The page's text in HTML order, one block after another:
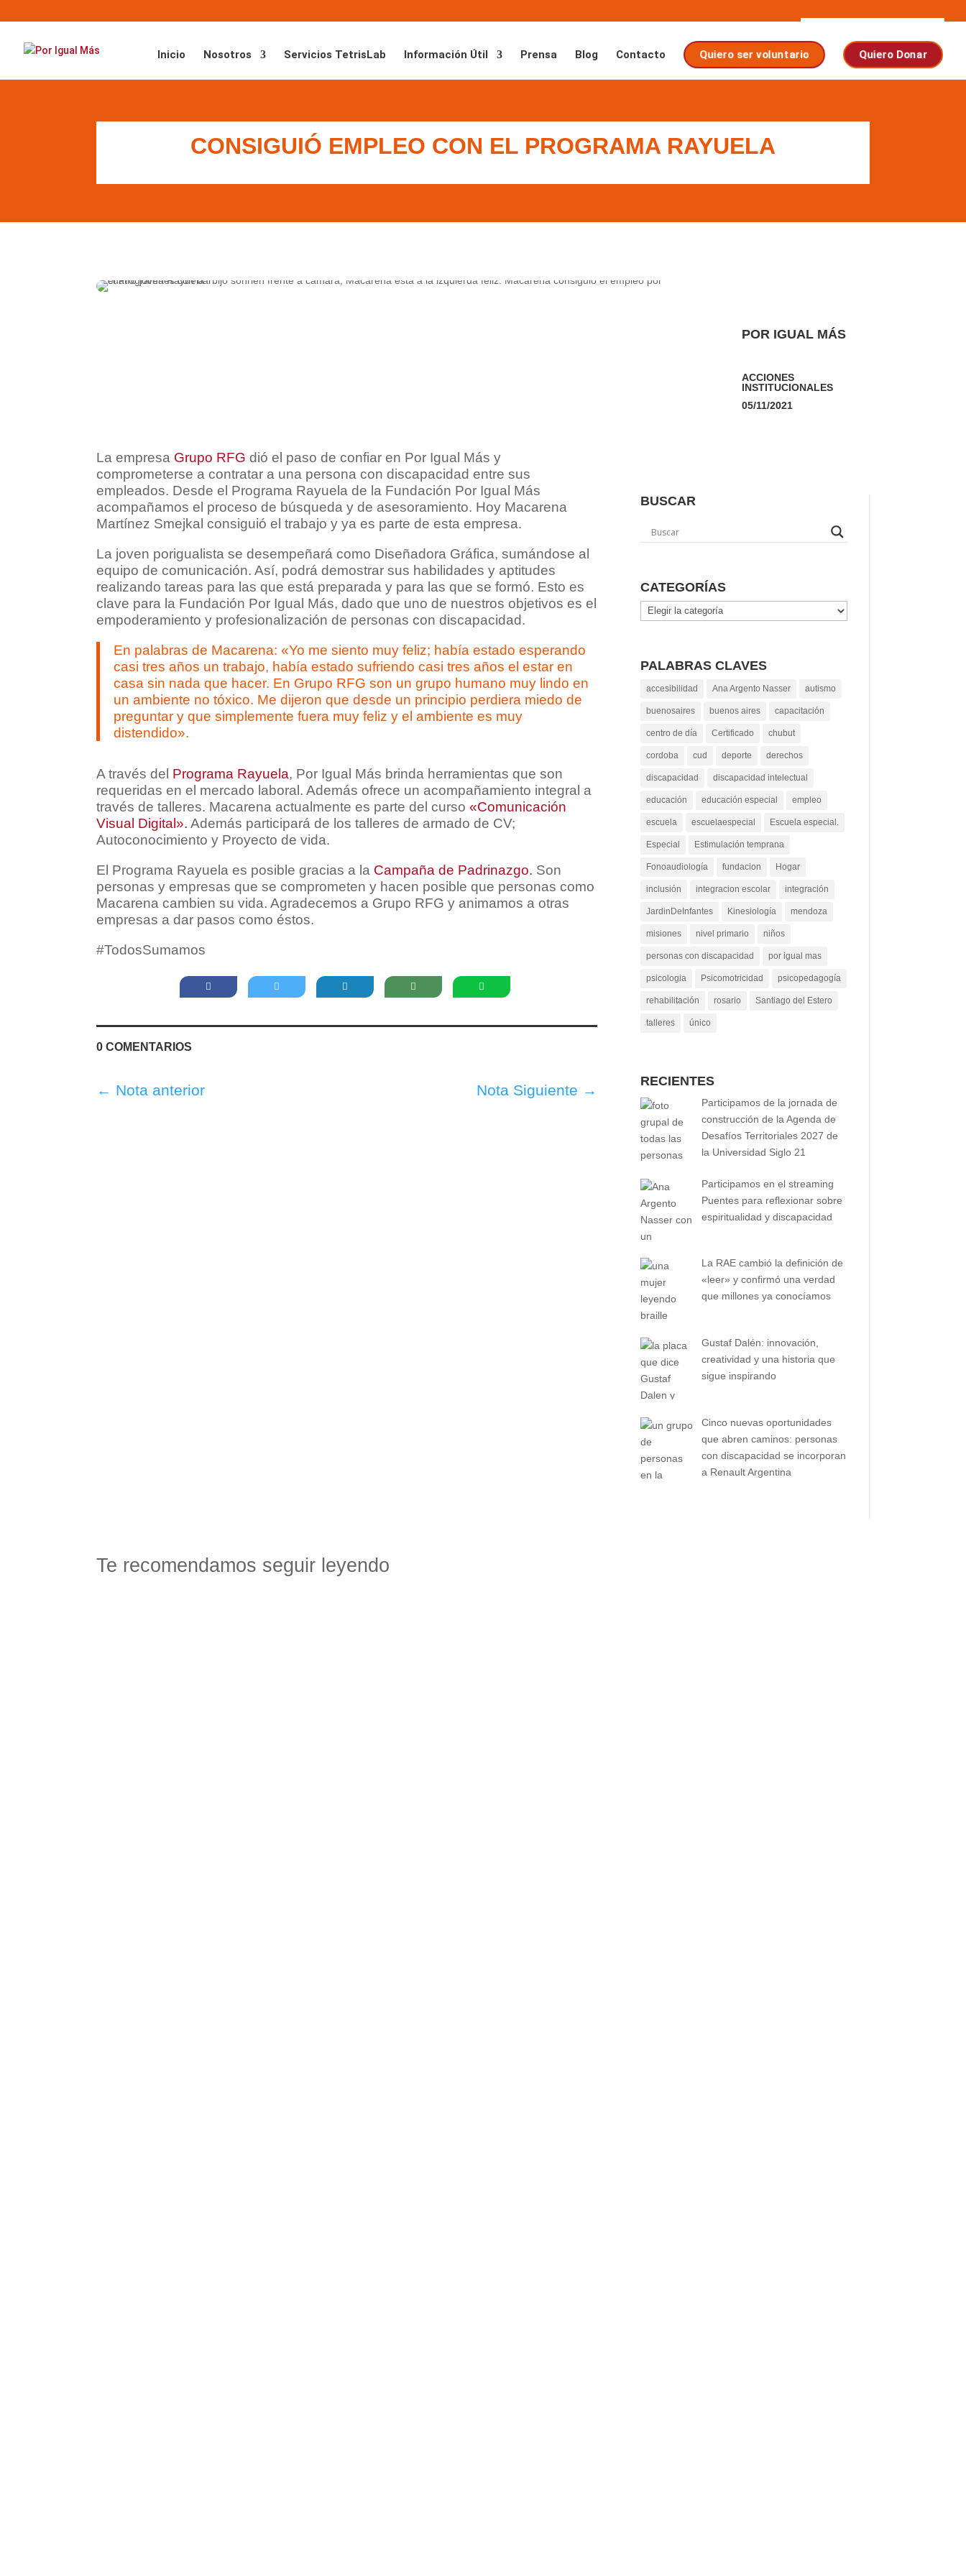
Inicio Nosotros Servicios TetrisLab Información Útil Prensa Blog Contacto Quiero ser voluntario Quiero Donar
CONSIGUIÓ EMPLEO CON EL PROGRAMA RAYUELA
POR IGUAL MÁS
ACCIONES
INSTITUCIONALES
05/11/2021
La empresa Grupo RFG dió el paso de confiar en Por Igual Más y
comprometerse a contratar a una persona con discapacidad entre sus
empleados. Desde el Programa Rayuela de la Fundación Por Igual Más
acompañamos el proceso de búsqueda y de asesoramiento. Hoy Macarena
Martínez Smejkal consiguió el trabajo y ya es parte de esta empresa.
La joven porigualista se desempeñará como Diseñadora Gráfica, sumándose al
equipo de comunicación. Así, podrá demostrar sus habilidades y aptitudes
realizando tareas para las que está preparada y para las que se formó. Esto es
clave para la Fundación Por Igual Más, dado que uno de nuestros objetivos es el
empoderamiento y profesionalización de personas con discapacidad.
En palabras de Macarena: «Yo me siento muy feliz; había estado esperando
casi tres años un trabajo, había estado sufriendo casi tres años el estar en
casa sin nada que hacer. En Grupo RFG son un grupo humano muy lindo en
un ambiente no tóxico. Me dijeron que desde un principio perdiera miedo de
preguntar y que simplemente fuera muy feliz y el ambiente es muy
distendido».
A través del Programa Rayuela, Por Igual Más brinda herramientas que son
requeridas en el mercado laboral. Además ofrece un acompañamiento integral a
través de talleres. Macarena actualmente es parte del curso«Comunicación
Visual Digital».Además participará de los talleres de armado de CV;
Autoconocimiento y Proyecto de vida.
El Programa Rayuela es posible gracias a la Campaña de Padrinazgo. Son
personas y empresas que se comprometen y hacen posible que personas como
Macarena cambien su vida. Agradecemos a Grupo RFG y animamos a otras
empresas a dar pasos como éstos.
#TodosSumamos
0 COMENTARIOS
← Nota anterior Nota Siguiente →
BUSCAR
CATEGORÍAS
Categorías
PALABRAS CLAVES
accesibilidad Ana Argento Nasser autismo
buenosaires buenos aires capacitación
centro de día Certificado chubut
cordoba cud deporte derechos
discapacidad discapacidad intelectual
educación educación especial empleo
escuela escuelaespecial Escuela especial.
Especial Estimulación temprana
Fonoaudiología fundacion Hogar
inclusión integracion escolar integración
JardinDeInfantes Kinesiología mendoza
misiones nivel primario niños
personas con discapacidad por igual mas
psicologia Psicomotricidad psicopedagogía
rehabilitación rosario Santiago del Estero
talleres único
RECIENTES
Participamos de la jornada de
construcción de la Agenda de
Desafíos Territoriales 2027 de
la Universidad Siglo 21
Participamos en el streaming
Puentes para reflexionar sobre
espiritualidad y discapacidad
La RAE cambió la definición de
«leer» y confirmó una verdad
que millones ya conocíamos
Gustaf Dalén: innovación,
creatividad y una historia que
sigue inspirando
Cinco nuevas oportunidades
que abren caminos: personas
con discapacidad se incorporan
a Renault Argentina
Te recomendamos seguir leyendo